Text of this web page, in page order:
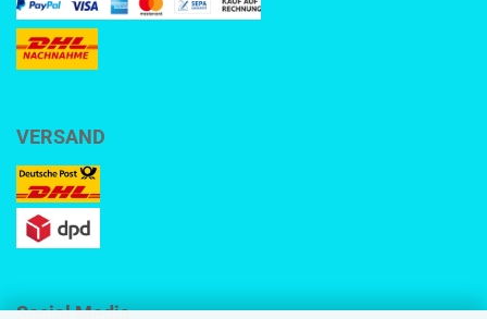
VERSAND
Social Media